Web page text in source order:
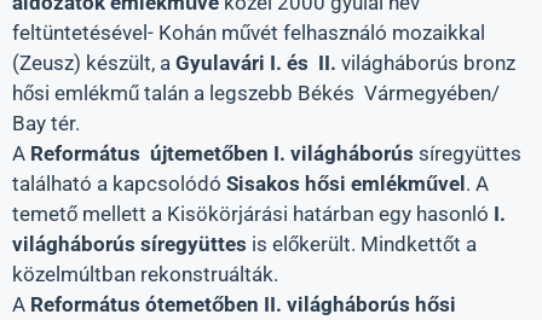
feltüntetésével- Kohán művét felhasználó mozaikkal
(Zeusz) készült, a Gyulavári I. és II. világháborús bronz
hősi emlékmű talán a legszebb Békés Vármegyében/
Bay tér.
A Református újtemetőben I. világháborús síregyüttes
található a kapcsolódó Sisakos hősi emlékművel. A
temető mellett a Kisökörjárási határban egy hasonló I.
világháborús síregyüttes is előkerült. Mindkettőt a
közelmúltban rekonstruálták.
A Református ótemetőben II. világháborús hősi